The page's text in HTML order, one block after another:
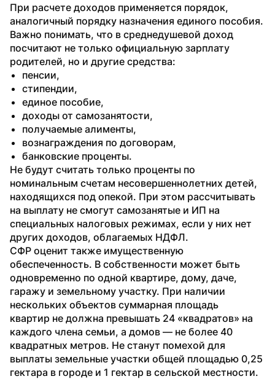
При расчете доходов применяется порядок,
аналогичный порядку назначения единого пособия.
Важно понимать, что в среднедушевой доход
посчитают не только официальную зарплату
родителей, но и другие средства:
пенсии,
стипендии,
единое пособие,
доходы от самозанятости,
получаемые алименты,
вознаграждения по договорам,
банковские проценты.
Не будут считать только проценты по
номинальным счетам несовершеннолетних детей,
находящихся под опекой. При этом рассчитывать
на выплату не смогут самозанятые и ИП на
специальных налоговых режимах, если у них нет
других доходов, облагаемых НДФЛ.
СФР оценит также имущественную
обеспеченность. В собственности может быть
одновременно по одной квартире, дому, даче,
гаражу и земельному участку. При наличии
нескольких объектов суммарная площадь
квартир не должна превышать 24 «квадратов» на
каждого члена семьи, а домов — не более 40
квадратных метров. Не станут помехой для
выплаты земельные участки общей площадью 0,25
гектара в городе и 1 гектар в сельской местности.